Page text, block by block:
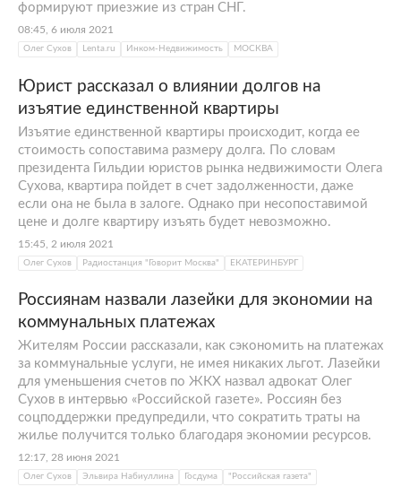
формируют приезжие из стран СНГ.
08:45, 6 июля 2021
Олег Сухов Lenta.ru Инком-Недвижимость МОСКВА
Юрист рассказал о влиянии долгов на
изъятие единственной квартиры
Изъятие единственной квартиры происходит, когда ее
стоимость сопоставима размеру долга. По словам
президента Гильдии юристов рынка недвижимости Олега
Сухова, квартира пойдет в счет задолженности, даже
если она не была в залоге. Однако при несопоставимой
цене и долге квартиру изъять будет невозможно.
15:45, 2 июля 2021
Олег Сухов Радиостанция "Говорит Москва" ЕКАТЕРИНБУРГ
Россиянам назвали лазейки для экономии на
коммунальных платежах
Жителям России рассказали, как сэкономить на платежах
за коммунальные услуги, не имея никаких льгот. Лазейки
для уменьшения счетов по ЖКХ назвал адвокат Олег
Сухов в интервью «Российской газете». Россиян без
соцподдержки предупредили, что сократить траты на
жилье получится только благодаря экономии ресурсов.
12:17, 28 июня 2021
Олег Сухов Эльвира Набиуллина Госдума "Российская газета"